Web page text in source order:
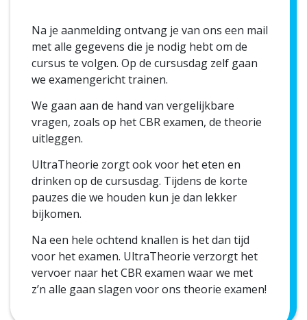
Na je aanmelding ontvang je van ons een mail
met alle gegevens die je nodig hebt om de
cursus te volgen. Op de cursusdag zelf gaan
we examengericht trainen.
We gaan aan de hand van vergelijkbare
vragen, zoals op het CBR examen, de theorie
uitleggen.
UltraTheorie zorgt ook voor het eten en
drinken op de cursusdag. Tijdens de korte
pauzes die we houden kun je dan lekker
bijkomen.
Na een hele ochtend knallen is het dan tijd
voor het examen. UltraTheorie verzorgt het
vervoer naar het CBR examen waar we met
z’n alle gaan slagen voor ons theorie examen!